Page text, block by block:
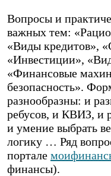
Вопросы и
важных тем:
«Виды кредитов»,
«Инвестиции»,
«Финансовые
безопасность».
разнообразны: и
ребусов, и КВИЗ, и
и умение выбрать
логику … Ряд
портале
финансы).